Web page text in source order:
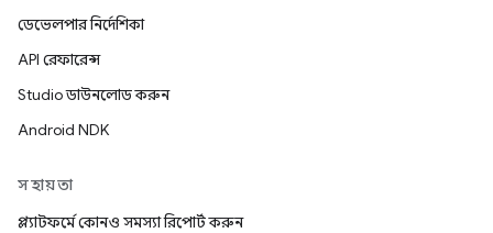
ডেভেলপার নির্দেশিকা
API রেফারেন্স
Studio ডাউনলোড করুন
Android NDK
সহায়তা
প্ল্যাটফর্মে কোনও সমস্যা রিপোর্ট করুন